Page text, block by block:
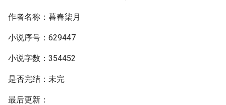
作者名称：暮春柒月
小说序号：629447
小说字数：354452
是否完结：未完
最后更新：